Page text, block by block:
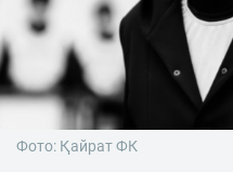
Фото: Қайрат ФК